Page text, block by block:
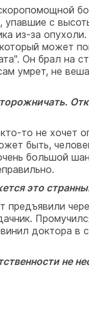
с
из-за
может
Он брал на
умрет, не
то не хочет
быть,
большой
это
доктора в
не